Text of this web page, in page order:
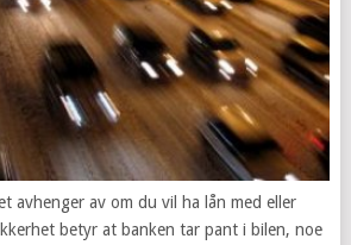
avhenger av om du vil ha lån med eller
betyr at banken tar pant i bilen, noe